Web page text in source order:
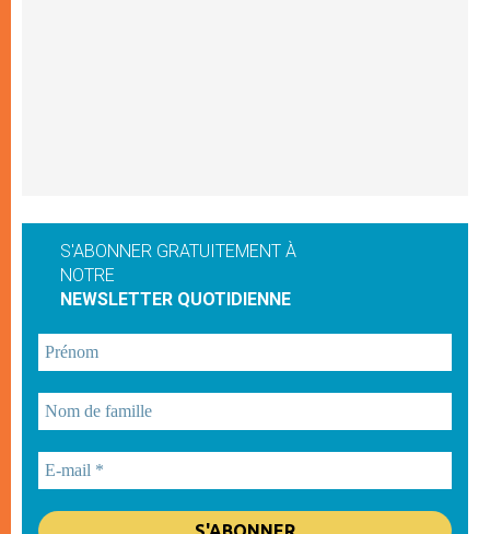
S'ABONNER GRATUITEMENT À
NOTRE
NEWSLETTER QUOTIDIENNE